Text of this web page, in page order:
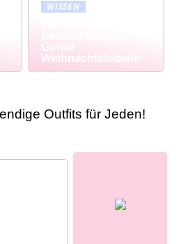
WISSEN
Gordo
Weihnachtslotterie
Outfits für Jeden!